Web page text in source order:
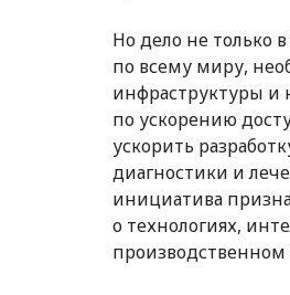
Но дело не только
по всему миру,
инфраструктуры и
по ускорению
ускорить
диагностики и
инициатива
о технологиях,
производственном